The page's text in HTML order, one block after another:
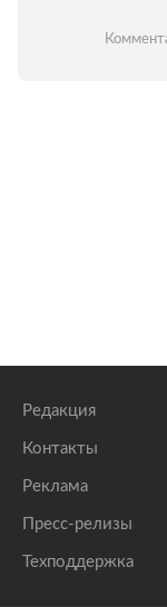
Редакция
Контакты
Реклама
Пресс-релизы
Техподдержка